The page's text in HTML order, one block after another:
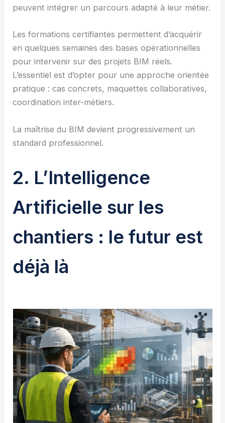
peuvent intégrer un parcours adapté à leur métier.
Les formations certifiantes permettent d’acquérir
en quelques semaines des bases opérationnelles
pour intervenir sur des projets BIM réels.
L’essentiel est d’opter pour une approche orientée
pratique : cas concrets, maquettes collaboratives,
coordination inter-métiers.
La maîtrise du BIM devient progressivement un
standard professionnel.
2. L’Intelligence
Artificielle sur les
chantiers : le futur est
déjà là